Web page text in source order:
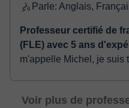
Parle: Anglais,
Professeur certifié de
(FLE) avec 5 ans
m'appelle Michel, je suis
Voir plus de